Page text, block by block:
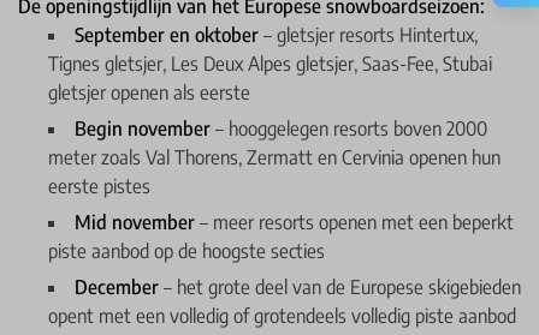
De openingstijdlijn van het Europese snowboardseizoen:
September en oktober – gletsjer resorts Hintertux,
Tignes gletsjer, Les Deux Alpes gletsjer, Saas-Fee, Stubai
gletsjer openen als eerste
Begin november – hooggelegen resorts boven 2000
meter zoals Val Thorens, Zermatt en Cervinia openen hun
eerste pistes
Mid november – meer resorts openen met een beperkt
piste aanbod op de hoogste secties
December – het grote deel van de Europese skigebieden
opent met een volledig of grotendeels volledig piste aanbod